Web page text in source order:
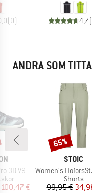
(0) 4,7(
ANDRA SOM
3D V9
pris
100,47 €
STOIC
Produkter
Women's HoforsSt. Softshell Pants
Shorts
Pris
99,95 €
Rabatt
65%